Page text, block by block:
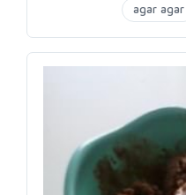
agar agar